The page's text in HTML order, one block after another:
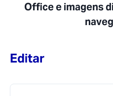
Office e imagens
Editar